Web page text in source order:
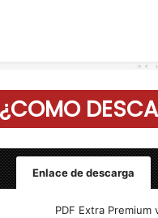
Enlace de descarga
PDF Extra Premium